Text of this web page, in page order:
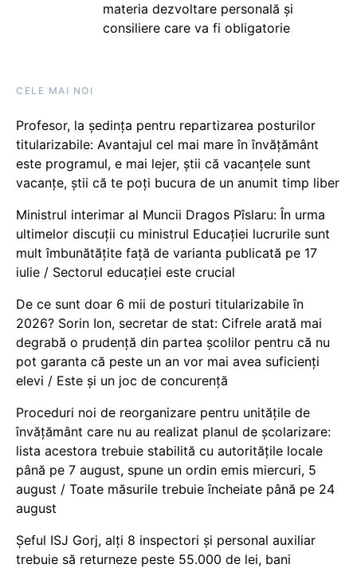
materia dezvoltare personală și
consiliere care va fi obligatorie
CELE MAI NOI
Profesor, la ședința pentru repartizarea posturilor
titularizabile: Avantajul cel mai mare în învățământ
este programul, e mai lejer, știi că vacanțele sunt
vacanţe, știi că te poți bucura de un anumit timp liber
Ministrul interimar al Muncii Dragos Pîslaru: În urma
ultimelor discuții cu ministrul Educației lucrurile sunt
mult îmbunătățite față de varianta publicată pe 17
iulie / Sectorul educației este crucial
De ce sunt doar 6 mii de posturi titularizabile în
2026? Sorin Ion, secretar de stat: Cifrele arată mai
degrabă o prudență din partea școlilor pentru că nu
pot garanta că peste un an vor mai avea suficienți
elevi / Este și un joc de concurență
Proceduri noi de reorganizare pentru unitățile de
învățământ care nu au realizat planul de școlarizare:
lista acestora trebuie stabilită cu autoritățile locale
până pe 7 august, spune un ordin emis miercuri, 5
august / Toate măsurile trebuie încheiate până pe 24
august
Șeful ISJ Gorj, alți 8 inspectori și personal auxiliar
trebuie să returneze peste 55.000 de lei, bani